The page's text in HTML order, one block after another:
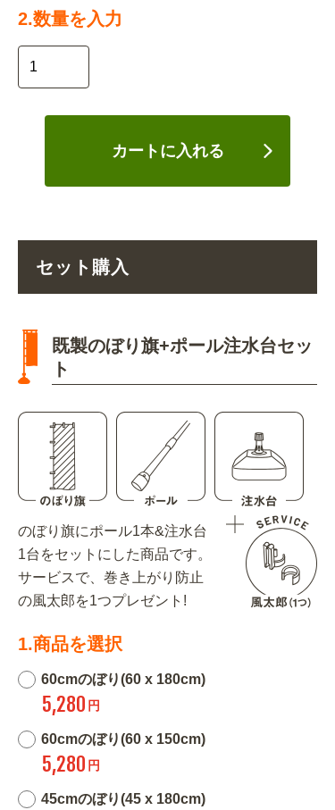
2.数量を入力
カートに入れる
セット購入
既製のぼり旗+ポール注水台セッ
ト
のぼり旗にポール1本&注水台
1台をセットにした商品です。
サービスで、巻き上がり防止
の風太郎を1つプレゼント!
1.商品を選択
60cmのぼり(60 x 180cm)
5,280 円
60cmのぼり(60 x 150cm)
5,280 円
45cmのぼり(45 x 180cm)